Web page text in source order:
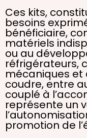
Ces kits,
besoins
bénéficiaire,
matériels
ou au
réfrigérateurs,
mécaniques et
coudre, entre
couplé à
représente un
promotion de